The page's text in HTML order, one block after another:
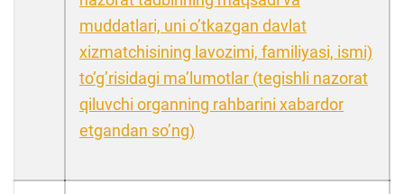
muddatlari, uni oʼtkazgan davlat
xizmatchisining lavozimi, familiyasi, ismi)
toʼgʼrisidagi maʼlumotlar (tegishli nazorat
qiluvchi organning rahbarini xabardor
etgandan soʼng)